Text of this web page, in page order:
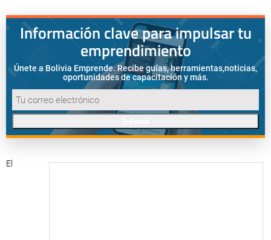
Información clave para impulsar tu
emprendimiento
Únete a Bolivia Emprende. Recibe guías, herramientas,noticias,
oportunidades de capacitación y más.
El